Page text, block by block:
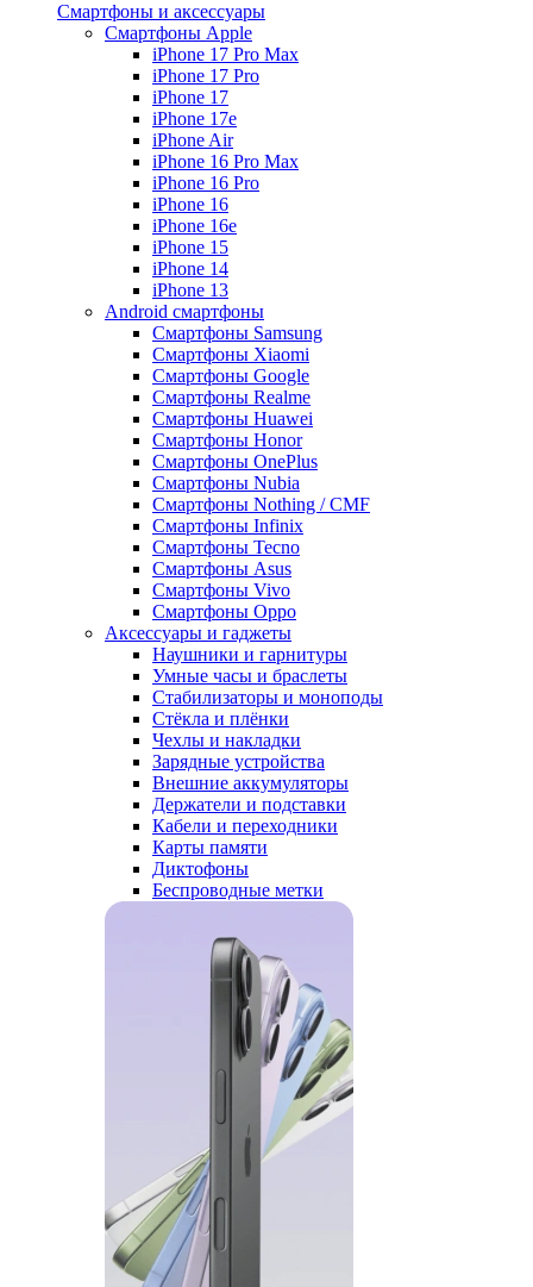
Смартфоны и аксессуары
Смартфоны Apple
iPhone 17 Pro Max
iPhone 17 Pro
iPhone 17
iPhone 17e
iPhone Air
iPhone 16 Pro Max
iPhone 16 Pro
iPhone 16
iPhone 16e
iPhone 15
iPhone 14
iPhone 13
Android cмартфоны
Смартфоны Samsung
Смартфоны Xiaomi
Смартфоны Google
Смартфоны Realme
Смартфоны Huawei
Смартфоны Honor
Смартфоны OnePlus
Смартфоны Nubia
Смартфоны Nothing / CMF
Смартфоны Infinix
Смартфоны Tecno
Смартфоны Asus
Смартфоны Vivo
Смартфоны Oppo
Аксессуары и гаджеты
Наушники и гарнитуры
Умные часы и браслеты
Стабилизаторы и моноподы
Стёкла и плёнки
Чехлы и накладки
Зарядные устройства
Внешние аккумуляторы
Держатели и подставки
Кабели и переходники
Карты памяти
Диктофоны
Беспроводные метки